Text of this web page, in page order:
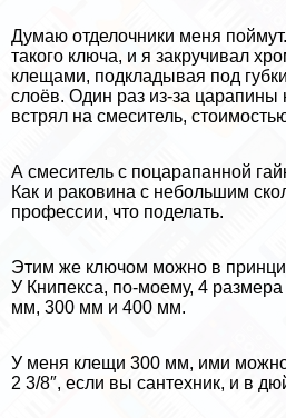
Думаю отделочники меня
такого ключа, и я закручивал
клещами, подкладывая под
слоёв. Один раз из-за царапины
встрял на смеситель,
А смеситель с поцарапанной
Как и paковина с небольшим
профессии, что поделать.
Этим же ключом можно в
У Книпекса, по-моему, 4
мм, 300 мм и 400 мм.
У меня клещи 300 мм, ими можно
2 3/8″, если вы сантехник, и в